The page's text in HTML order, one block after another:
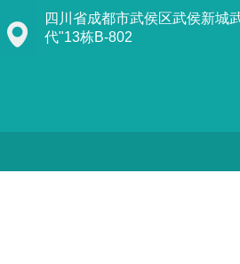
四川省成都市武侯区武侯新城
代"13栋B-802